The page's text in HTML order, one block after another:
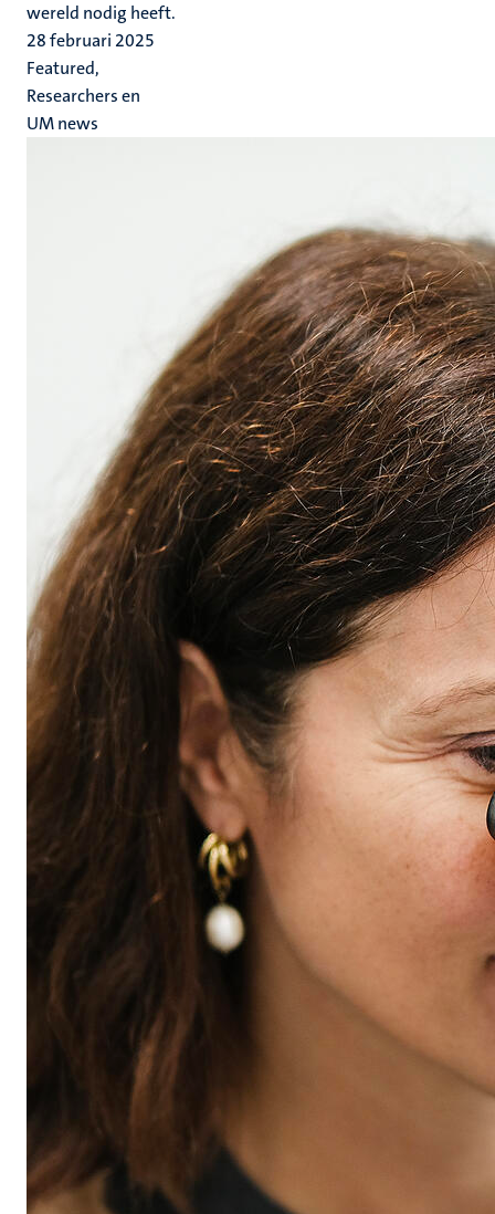
wereld nodig heeft.
28 februari 2025
Featured,
Researchers en
UM news